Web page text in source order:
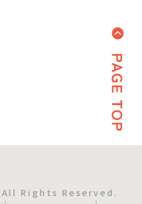
All Rights Reserved.